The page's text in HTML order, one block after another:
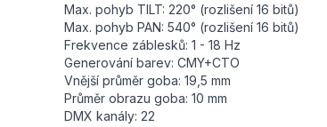
Max. pohyb TILT: 220° (rozlišení 16 bitů)
Max. pohyb PAN: 540° (rozlišení 16 bitů)
Frekvence záblesků: 1 - 18 Hz
Generování barev: CMY+CTO
Vnější průměr goba: 19,5 mm
Průměr obrazu goba: 10 mm
DMX kanály: 22